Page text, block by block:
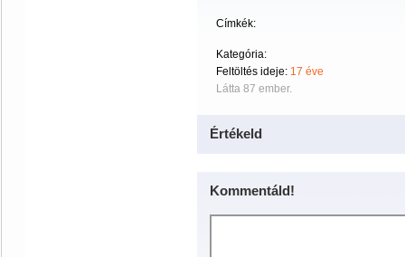
Címkék:
Kategória:
Feltöltés ideje: 17 éve
Látta 87 ember.
Értékeld
Kommentáld!